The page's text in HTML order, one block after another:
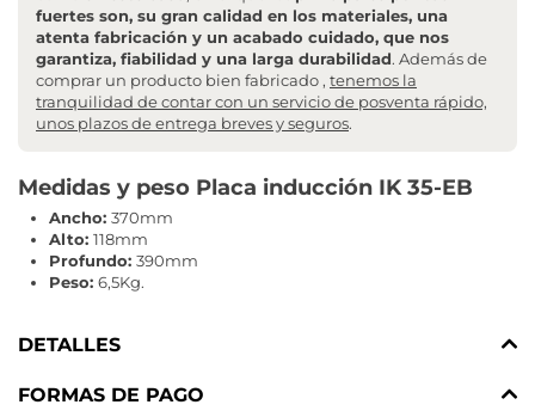
fuertes son, su gran calidad en los materiales, una
atenta fabricación y un acabado cuidado, que nos
garantiza, fiabilidad y una larga durabilidad. Además de
comprar un producto bien fabricado , tenemos la
tranquilidad de contar con un servicio de posventa rápido,
unos plazos de entrega breves y seguros.
Medidas y peso Placa inducción IK 35-EB
Ancho: 370mm
Alto: 118mm
Profundo: 390mm
Peso: 6,5Kg.
DETALLES
FORMAS DE PAGO